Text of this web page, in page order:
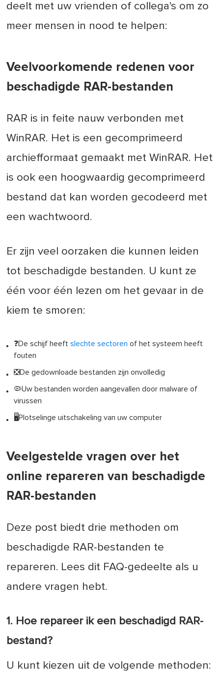
deelt met uw vrienden of collega's om zo
meer mensen in nood te helpen:
Veelvoorkomende redenen voor
beschadigde RAR-bestanden
RAR is in feite nauw verbonden met
WinRAR. Het is een gecomprimeerd
archiefformaat gemaakt met WinRAR. Het
is ook een hoogwaardig gecomprimeerd
bestand dat kan worden gecodeerd met
een wachtwoord.
Er zijn veel oorzaken die kunnen leiden
tot beschadigde bestanden. U kunt ze
één voor één lezen om het gevaar in de
kiem te smoren:
❓De schijf heeftslechte sectoren of het systeem heeft
fouten
❎De gedownloade bestanden zijn onvolledig
🦠Uw bestanden worden aangevallen door malware of
virussen
🖥️Plotselinge uitschakeling van uw computer
Veelgestelde vragen over het
online repareren van beschadigde
RAR-bestanden
Deze post biedt drie methoden om
beschadigde RAR-bestanden te
repareren. Lees dit FAQ-gedeelte als u
andere vragen hebt.
1. Hoe repareer ik een beschadigd RAR-
bestand?
U kunt kiezen uit de volgende methoden: